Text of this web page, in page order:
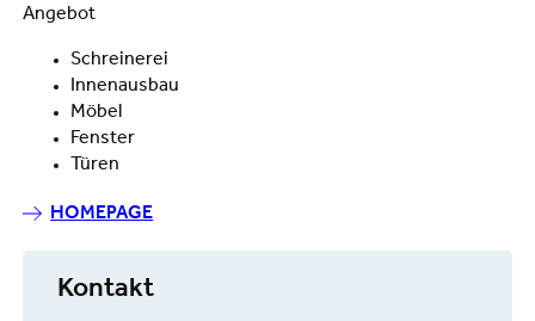
Angebot
Schreinerei
Innenausbau
Möbel
Fenster
Türen
HOMEPAGE
Kontakt